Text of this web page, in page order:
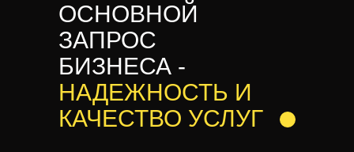
ОСНОВНОЙ
ЗАПРОС
БИЗНЕСА -
НАДЕЖНОСТЬ И
КАЧЕСТВО УСЛУГ